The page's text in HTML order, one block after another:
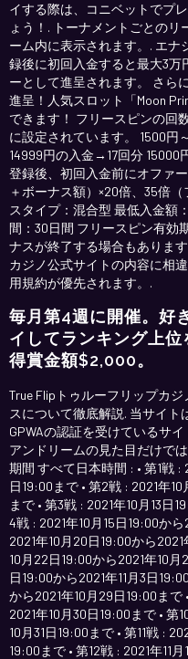
イする際は、コニベットでプ
ょう！. トーナメントごとの
ーム内に表示されます。. エ
録後に初回入金すると最大3
ーとして進呈されます。 さら
進呈！人気スロット「Moon
できます！ フリースピンの回
に設定されています。 1500
14999円の入金→17回分
登録後、初回入金前にオファ
＋ボーナス額）×20倍、35倍
スタイプ：混合型 最低入金額
間：30日間 フリースピン有効
ナスが終了する場合もありま
カジノ公式サイトの内容に相
用規約が優先されます。.
毎月第4週に開催。好
イしてランキング上
得賞金額$2,000。
True Flipトゥルーフリップカ
スについて徹底解説. 当サイ
GPWAの認証を受けているサ
アンドリームの見た目だけで
期間 すべて日本時間 : • 第1戦 :
日19:00まで • 第2戦 : 2021年
まで • 第3戦 : 2021年10月13日
4戦 : 2021年10月15日19:00か
2021年10月20日19:00から
10月22日19:00から2021年10月
日19:00から2021年11月3日
から2021年10月29日19:00まで
2021年10月30日19:00まで • 第
10月31日19:00まで • 第11戦 :
19:00まで • 第12戦 : 2021年11